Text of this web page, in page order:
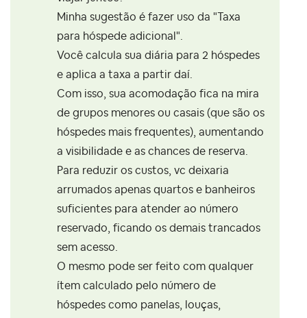
Minha sugestão é fazer uso da "Taxa
para hóspede adicional".
Você calcula sua diária para 2 hóspedes
e aplica a taxa a partir daí.
Com isso, sua acomodação fica na mira
de grupos menores ou casais (que são os
hóspedes mais frequentes), aumentando
a visibilidade e as chances de reserva.
Para reduzir os custos, vc deixaria
arrumados apenas quartos e banheiros
suficientes para atender ao número
reservado, ficando os demais trancados
sem acesso.
O mesmo pode ser feito com qualquer
ítem calculado pelo número de
hóspedes como panelas, louças,